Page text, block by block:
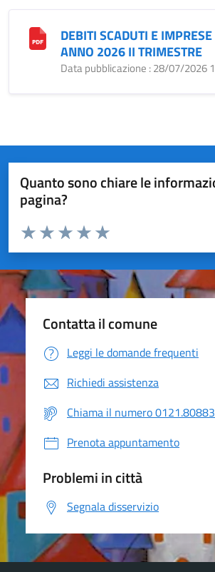
DEBITI SCADUTI E
ANNO 2026 II TRIMESTRE
Data pubblicazione : 28/07/2026
Quanto sono chiare le
pagina?
Valuta da 1 a 5 stelle la pagina
Valuta 5 stelle su 5
Valuta 4 stelle su 5
Valuta 3 stelle su 5
Valuta 2 stelle su 5
Valuta 1 stelle su 5
Contatta il comune
Leggi le domande frequenti
Richiedi assistenza
Chiama il numero
Prenota appuntamento
Problemi in città
Segnala disservizio